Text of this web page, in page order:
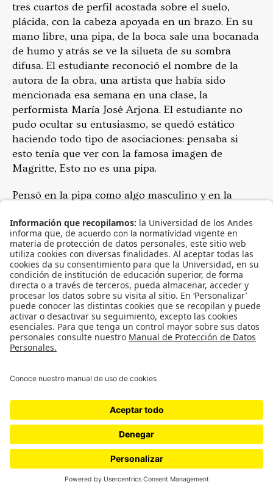
tres cuartos de perfil acostada sobre el suelo,
plácida, con la cabeza apoyada en un brazo. En su
mano libre, una pipa, de la boca sale una bocanada
de humo y atrás se ve la silueta de su sombra
difusa. El estudiante reconoció el nombre de la
autora de la obra, una artista que había sido
mencionada esa semana en una clase, la
performista María José Arjona. El estudiante no
pudo ocultar su entusiasmo, se quedó estático
haciendo todo tipo de asociaciones: pensaba si
esto tenía que ver con la famosa imagen de
Magritte, Esto no es una pipa.
Pensó en la pipa como algo masculino y en la
si ella fuera la auténtica propietaria del fuego.
Pensó en la sombra como un eco del humo, y en
cómo se fundían la oscuridad y la lividez del
cuerpo. Pensó en que la fotografía era la muerte
del performance, pero que a la vez salvaba al
artista de morir de hambre. Pensó en el arte de
fumar, ya casi extinto, y sintió ganas de volver a
hacerlo. Incluso pensó que solo se trataba de una
mujer desnuda que está fumando una pipa. Si solo
el Síndrome de Stendhal, como se conoce a esa
enfermedad psicosomática que causa temblores,
vértigo, confusión, palpitaciones, depresiones e
incluso alucinaciones cuando la persona es
expuesta a obras de arte, especialmente cuando
estas son particularmente bellas o se muestran en